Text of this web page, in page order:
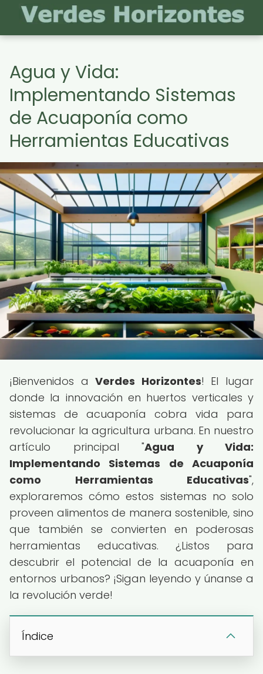
Agua y Vida:
Implementando Sistemas
de Acuaponía como
Herramientas Educativas
¡Bienvenidos aVerdes Horizontes! El lugar
donde la innovación en huertos verticales y
sistemas de acuaponía cobra vida para
revolucionar la agricultura urbana. En nuestro
artículo principal "Agua y Vida:
Implementando Sistemas de Acuaponía
como Herramientas Educativas",
exploraremos cómo estos sistemas no solo
proveen alimentos de manera sostenible, sino
que también se convierten en poderosas
herramientas educativas. ¿Listos para
descubrir el potencial de la acuaponía en
entornos urbanos? ¡Sigan leyendo y únanse a
la revolución verde!
Índice